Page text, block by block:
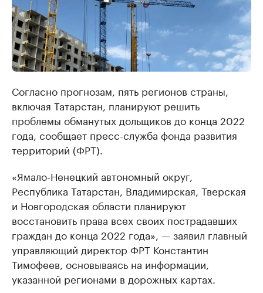
Согласно прогнозам, пять регионов страны,
включая Татарстан, планируют решить
проблемы обманутых дольщиков до конца 2022
года, сообщает пресс-служба фонда развития
территорий (ФРТ).
«Ямало-Ненецкий автономный округ,
Республика Татарстан, Владимирская, Тверская
и Новгородская области планируют
восстановить права всех своих пострадавших
граждан до конца 2022 года», — заявил главный
управляющий директор ФРТ Константин
Тимофеев, основываясь на информации,
указанной регионами в дорожных картах.